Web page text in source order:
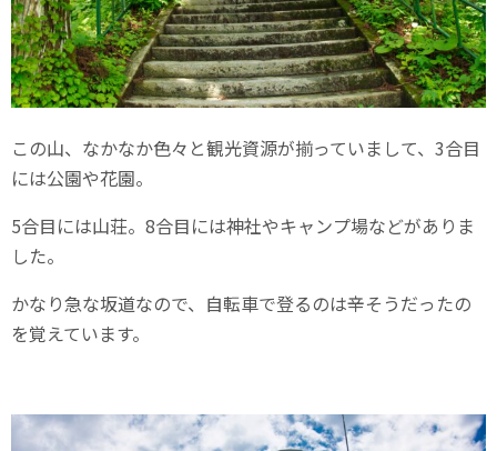
この山、なかなか色々と観光資源が揃っていまして、3合目
には公園や花園。
5合目には山荘。8合目には神社やキャンプ場などがありま
した。
かなり急な坂道なので、自転車で登るのは辛そうだったの
を覚えています。